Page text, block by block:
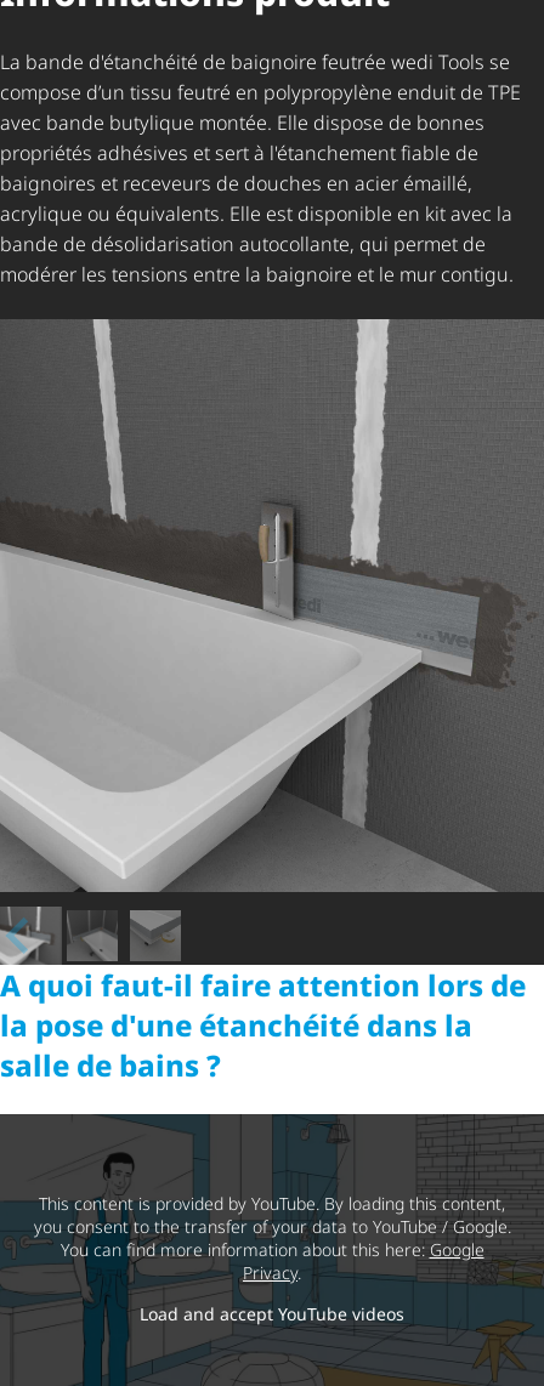
La bande d'étanchéité de baignoire feutrée wedi Tools se
compose d’un tissu feutré en polypropylène enduit de TPE
avec bande butylique montée. Elle dispose de bonnes
propriétés adhésives et sert à l'étanchement fiable de
baignoires et receveurs de douches en acier émaillé,
acrylique ou équivalents. Elle est disponible en kit avec la
bande de déso­li­da­ri­sa­tion autocollante, qui permet de
modérer les tensions entre la baignoire et le mur contigu.
A quoi faut-il faire attention lors de
la pose d'une étanchéité dans la
salle de bains ?
This content is provided by YouTube. By loading this content,
you consent to the transfer of your data to YouTube / Google.
You can find more information about this here: Google
Privacy.
Load and accept YouTube videos